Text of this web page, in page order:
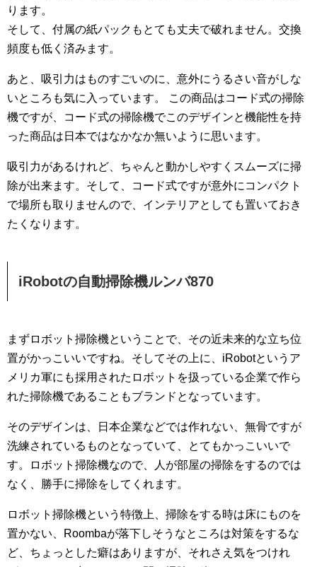
ります。
そして、付属の紙パックもとても丈夫で破れません。交換
頻度も低く済みます。
あと、吸引力はものすごいのに、意外にうるさい音がしな
いところも気に入っています。 この商品はコード式の掃除
機ですが、コード式の掃除機でこのデザインと機能性を持
った商品は日本ではなかなか無いように思います。
吸引力があるけれど、ちゃんと動かしやすくスムーズに掃
除が出来ます。そして、コード式ですが意外にコンパクト
で場所も取りませんので、インテリアとしても置いておき
たくなります。
iRobotの自動掃除機ルンバ870
まずロボット掃除機ということで、その近未来的な立ち位
置がかっこいいですね。そしてその上に、iRobotというア
メリカ軍にも採用されたロボットを扱っている企業で作ら
れた掃除機であることもブランドとなっています。
そのデザインは、日本企業などでは作れない、無骨ですが
洗練されているものとなっていて、とてもかっこいいで
す。ロボット掃除機なので、人が部屋の掃除をするのでは
なく、勝手に掃除をしてくれます。
ロボット掃除機という特徴上、掃除をする時は床にものを
置かない、Roombaが落下しそうなところは対策をするな
ど、ちょっとした癖はありますが、それさえ気をつけれ